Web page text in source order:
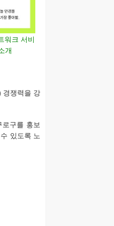
워크 서비
개
경쟁력을 강
로구를 홍보
있도록 노